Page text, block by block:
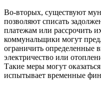
Во-вторых, существуют
позволяют списать
платежам или рассрочить
коммунальщики могут
ограничить определенные
электричество или
Такие меры могут
испытывает временные